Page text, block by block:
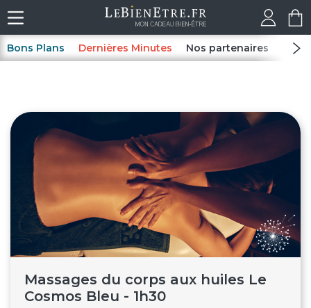
Bons Plans Dernières Minutes Nos partenaires Spas
Massages du corps aux huiles Le
Cosmos Bleu - 1h30